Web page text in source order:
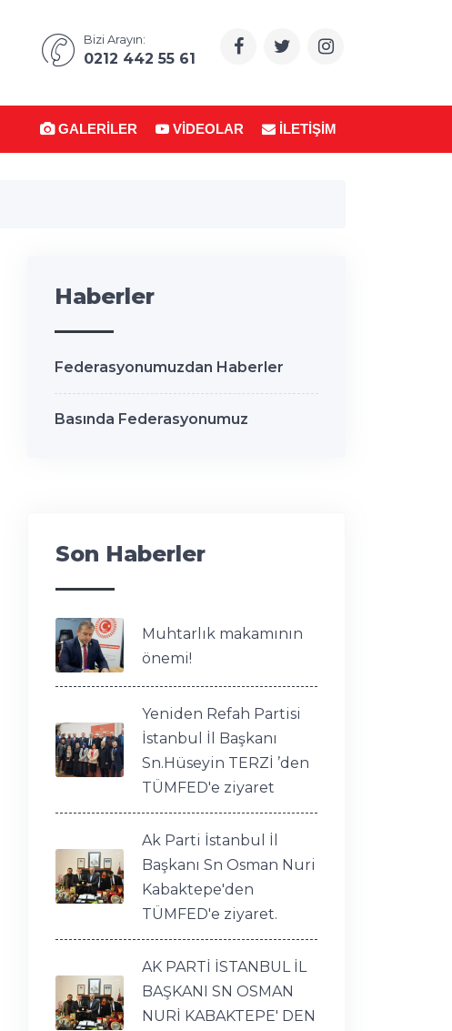
Bizi Arayın:
0212 442 55 61
GALERILER VIDEOLAR İLETIŞIM
Haberler
Federasyonumuzdan Haberler
Basında Federasyonumuz
Son Haberler
Muhtarlık makamının
önemi!
Yeniden Refah Partisi
İstanbul İl Başkanı
Sn.Hüseyin TERZİ ’den
TÜMFED'e ziyaret
Ak Parti İstanbul İl
Başkanı Sn Osman Nuri
Kabaktepe'den
TÜMFED'e ziyaret.
AK PARTİ İSTANBUL İL
BAŞKANI SN OSMAN
NURİ KABAKTEPE' DEN